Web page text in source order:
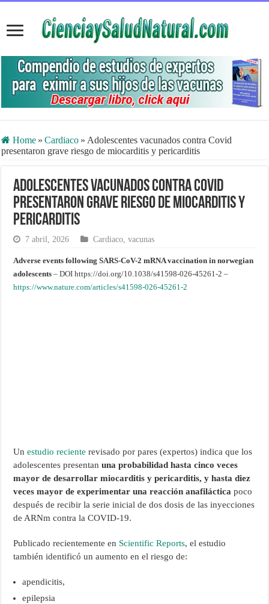
Home » Cardiaco » Adolescentes vacunados contra Covid
presentaron grave riesgo de miocarditis y pericarditis
Adolescentes vacunados contra Covid
presentaron grave riesgo de miocarditis y
pericarditis
7 abril, 2026 Cardiaco ,vacunas
Adverse events following SARS-CoV-2 mRNA vaccination in norwegian
adolescents – DOI https://doi.org/10.1038/s41598-026-45261-2 –
https://www.nature.com/articles/s41598-026-45261-2
Unestudio reciente revisado por pares (expertos) indica que los
adolescentes presentan una probabilidad hasta cinco veces
mayor de desarrollar miocarditis y pericarditis, y hasta diez
veces mayor de experimentar una reacción anafiláctica poco
después de recibir la serie inicial de dos dosis de las inyecciones
de ARNm contra la COVID-19.
Publicado recientemente en Scientific Reports, el estudio
también identificó un aumento en el riesgo de:
apendicitis,
epilepsia